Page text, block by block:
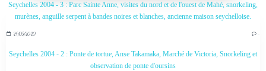
Seychelles 2004 - 3 : Parc Sainte Anne, visites du nord et de l'ouest de Mahé, snorkeling,
murènes, anguille serpent à bandes noires et blanches, ancienne maison seychelloise.
24/05/2020 …
Seychelles 2004 - 2 : Ponte de tortue, Anse Takamaka, Marché de Victoria, Snorkeling et
observation de ponte d'oursins